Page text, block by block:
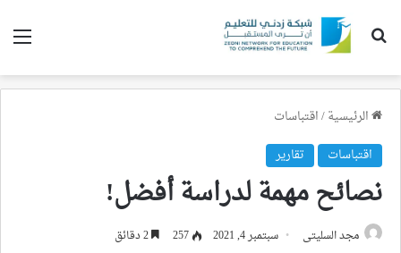
بحث عن
الرئيسية/اقتباسات
اقتباسات
تقارير
نصائح مهمة لدراسة أفضل!
مجد السليتى سبتمبر 4, 2021 257